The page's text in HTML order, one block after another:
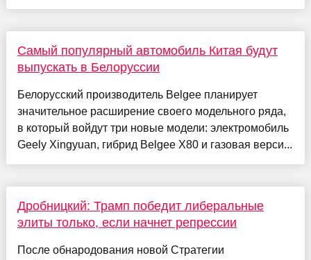
Самый популярный автомобиль Китая будут
выпускать в Белоруссии
Белорусский производитель Belgee планирует
значительное расширение своего модельного ряда,
в который войдут три новые модели: электромобиль
Geely Xingyuan, гибрид Belgee X80 и газовая верси...
Дробницкий: Трамп победит либеральные
элиты только, если начнет репрессии
После обнародования новой Стратегии